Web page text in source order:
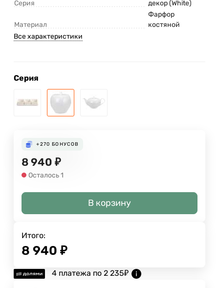
Серия
декор (White)
Материал
Фарфор
костяной
Все характеристики
Серия
+270 БОНУСОВ
8 940 ₽
Осталось 1
В корзину
Итого:
8 940 ₽
4 платежа по 2 235₽